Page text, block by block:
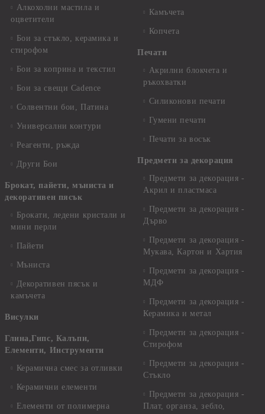
Алкохолни мастила и
оцветители
Бои за стъкло, керамика и
стирофом
Бои за коприна и текстил
Бои за свещи Cadence
Солвентни бои, Патина
Универсални контури
Реагенти, ръжда
Други Бои
Брокат, пайети, мъниста и
декоративен пясък
Брокати, ледени кристали и
мини перли
Пайети
Мъниста
Декоративен пясък и
камъчета
Висулки
Глина,Гипс, Калъпи,
Елементи, Инструменти
Керамична смес за отливки
Керамични елементи
Елементи от полимерна
Камъчета
Копчета
Печати
Акрилни блокчета и
ръкохватки
Силиконови печати
Гумени печати
Печати за восък
Предмети за декорация
Предмети за декорация -
Акрил и пластмаса
Предмети за декорация -
Дърво
Предмети за декорация -
Мукава, Картон и Хартия
Предмети за декорация -
МДФ
Предмети за декорация -
Керамика и метал
Предмети за декорация -
Стирофом
Предмети за декорация -
Стъкло
Предмети за декорация -
Плат, органза, зебло,